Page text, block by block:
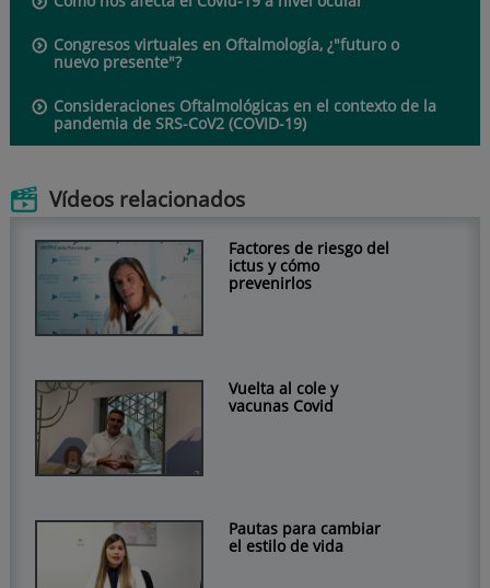
Congresos virtuales en Oftalmología, ¿"futuro o
nuevo presente"?
Consideraciones Oftalmológicas en el contexto de la
pandemia de SRS-CoV2 (COVID-19)
Vídeos relacionados
Factores de riesgo del
ictus y cómo
prevenirlos
Vuelta al cole y
vacunas Covid
Pautas para cambiar
el estilo de vida